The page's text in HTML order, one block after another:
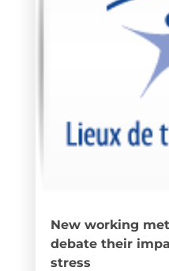
New working
debate their
stress